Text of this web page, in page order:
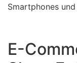
Smartphones
E-